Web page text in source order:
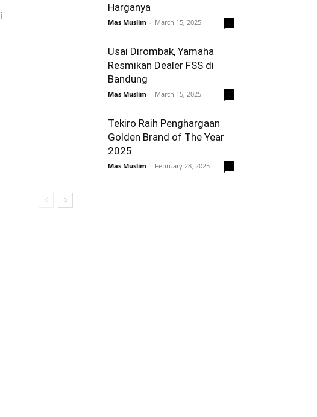
Harganya
Mas Muslim - March 15, 2025
Usai Dirombak, Yamaha
Resmikan Dealer FSS di
Bandung
Mas Muslim - March 15, 2025
Tekiro Raih Penghargaan
Golden Brand of The Year
2025
Mas Muslim - February 28, 2025